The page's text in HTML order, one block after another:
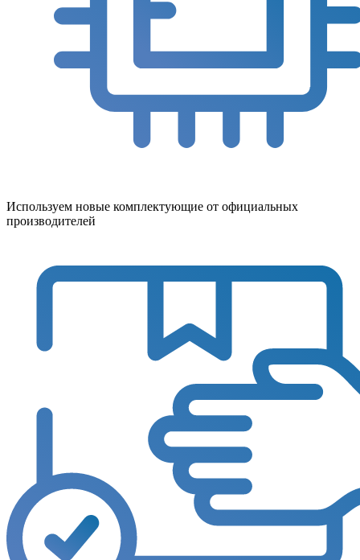
Используем новые комплектующие от официальных
производителей